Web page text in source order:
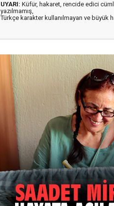
UYARI: Küfür, hakaret, rencide edici
yazılmamış,
Türkçe karakter kullanılmayan ve büyük